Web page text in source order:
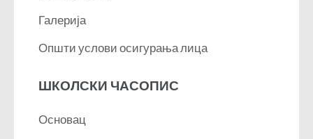
Галерија
Општи услови осигурања лица
ШКОЛСКИ ЧАСОПИС
Основац